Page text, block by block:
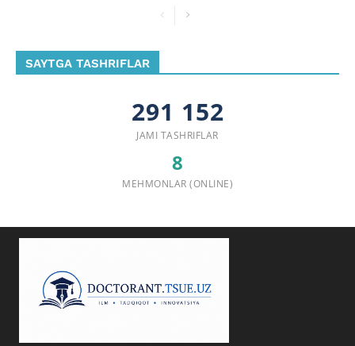
SAYTGA TASHRIFLAR
291 152
JAMI TASHRIFLAR
8
MEHMONLAR (ONLINE)